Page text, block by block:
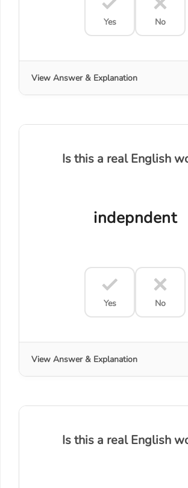
Yes No
View Answer & Explanation
Is this a real English
indepndent
Yes No
View Answer & Explanation
Is this a real English